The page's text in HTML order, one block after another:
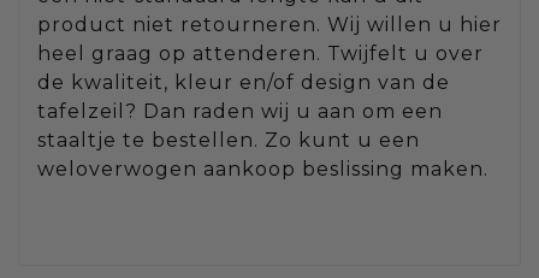
product niet retourneren. Wij willen u hier
heel graag op attenderen. Twijfelt u over
de kwaliteit, kleur en/of design van de
tafelzeil? Dan raden wij u aan om een
staaltje te bestellen. Zo kunt u een
weloverwogen aankoop beslissing maken.